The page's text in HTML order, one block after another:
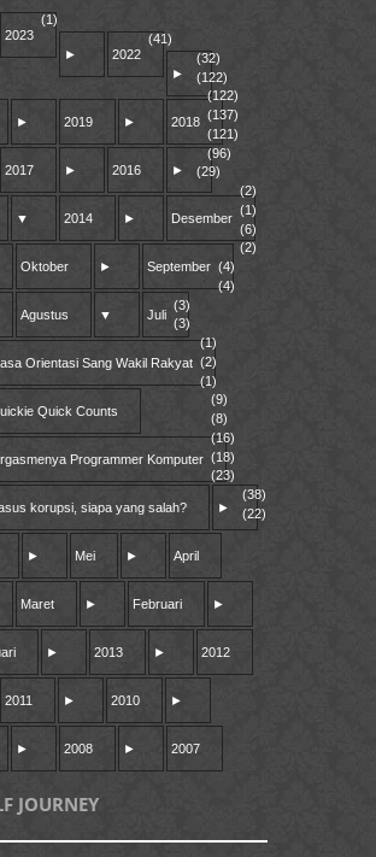
2023
(1)
► 2022
(41)
►
(32)
► 2019
(122)
► 2018
(122)
2017
(137)
► 2016
(121)
►
(96)
▼ 2014
(29)
► Desember
(2)
Oktober
(1)
► September
(6)
Agustus
(2)
▼ Juli
(4)
Orientasi Sang Wakil Rakyat
Quick Counts
Programmer Komputer
korupsi, siapa yang salah? ►
(4)
► Mei
(3)
► April
(3)
Maret
(1)
► Februari
(2)
►
(1)
► 2013
(9)
► 2012
(8)
2011
(16)
► 2010
(18)
►
(23)
► 2008
(38)
► 2007
(22)
JOURNEY